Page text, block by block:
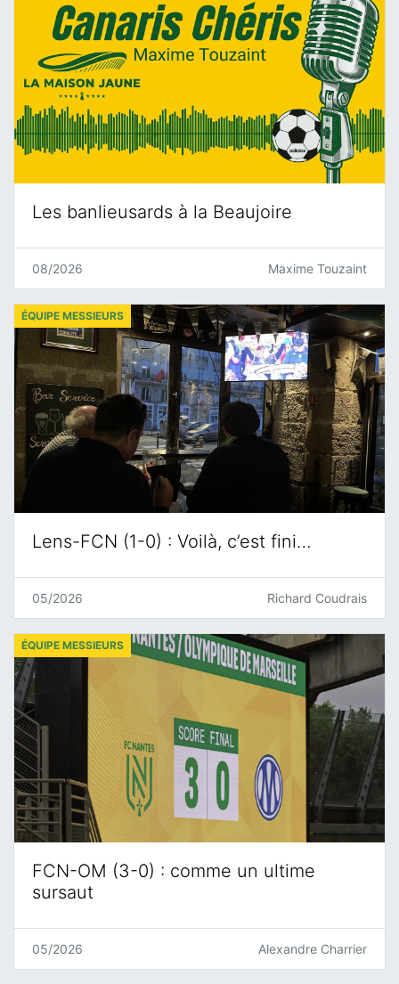
Les banlieusards à la Beaujoire
08/2026 Maxime Touzaint
Lens-FCN (1-0) : Voilà, c’est fini…
ÉQUIPE MESSIEURS
05/2026 Richard Coudrais
FCN-OM (3-0) : comme un ultime
sursaut
ÉQUIPE MESSIEURS
05/2026 Alexandre Charrier